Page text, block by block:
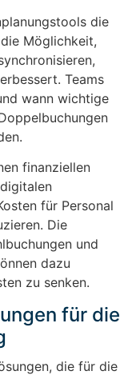
die
Möglichkeit,
Teams
wann wichtige
finanziellen
für Personal
Die
und
dazu
zu senken.
für die
die für die